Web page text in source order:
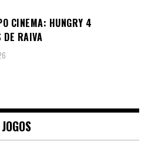
CINEMA: HUNGRY 4
DE RAIVA
JOGOS